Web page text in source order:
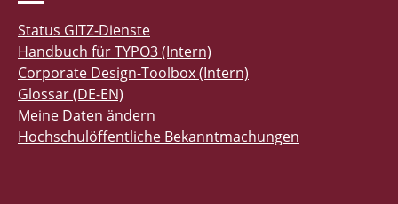
Status GITZ-Dienste
Handbuch für TYPO3 (Intern)
Corporate Design-Toolbox (Intern)
Glossar (DE-EN)
Meine Daten ändern
Hochschulöffentliche Bekanntmachungen